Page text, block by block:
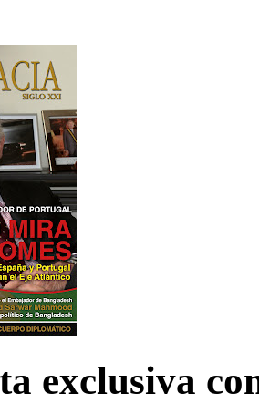
exclusiva